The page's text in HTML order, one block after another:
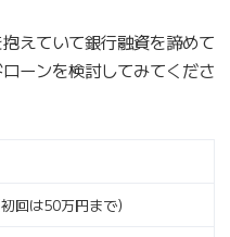
えていて銀行融資を諦めて
ーンを検討してみてくださ
回は50万円まで）